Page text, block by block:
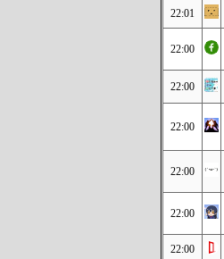
22:01
22:00
22:00
22:00
22:00
22:00
22:00